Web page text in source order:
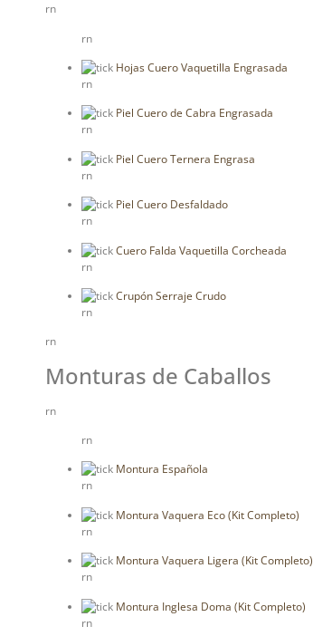
rn
rn
Hojas Cuero Vaquetilla Engrasada
rn
Piel Cuero de Cabra Engrasada
rn
Piel Cuero Ternera Engrasa
rn
Piel Cuero Desfaldado
rn
Cuero Falda Vaquetilla Corcheada
rn
Crupón Serraje Crudo
rn
rn
Monturas de Caballos
rn
rn
Montura Española
rn
Montura Vaquera Eco (Kit Completo)
rn
Montura Vaquera Ligera (Kit Completo)
rn
Montura Inglesa Doma (Kit Completo)
rn